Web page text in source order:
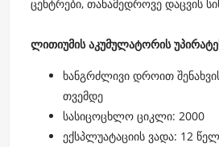
ცენტრები, თანამედროვე დაცვის
ლითიუმის აკუმულატორის
ხანგრძლივი დროით
თვემდე
სასიცოცხლო ციკლი: 2000
ექსპლუატაციის ვადა: 12